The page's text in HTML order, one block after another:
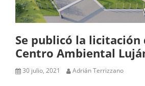
Se publicó la licitación
Centro Ambiental
30 julio, 2021 Adrián Terrizzano